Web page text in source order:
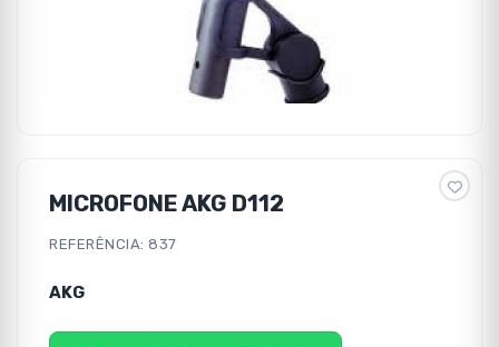
MICROFONE AKG D112
REFERÊNCIA: 837
AKG